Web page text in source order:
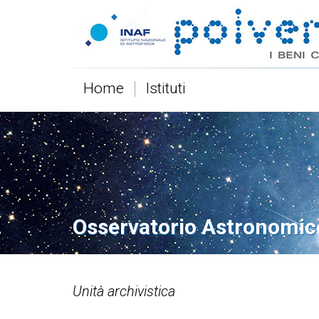
Home Istituti
Osservatorio
Unità archivistica